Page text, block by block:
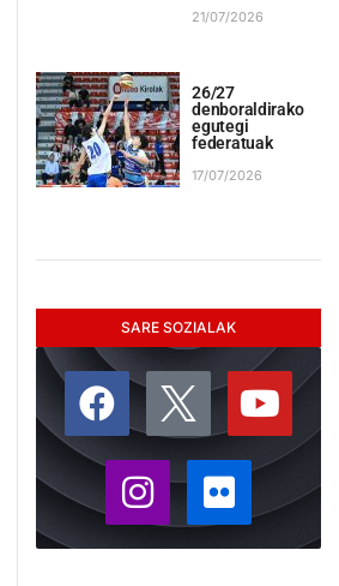
21/07/2026
26/27
denboraldirako
egutegi
federatuak
17/07/2026
SARE SOZIALAK